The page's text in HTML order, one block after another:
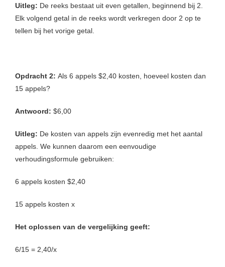
Uitleg: De reeks bestaat uit even getallen, beginnend bij 2.
Elk volgend getal in de reeks wordt verkregen door 2 op te
tellen bij het vorige getal.
Opdracht 2: Als 6 appels $2,40 kosten, hoeveel kosten dan
15 appels?
Antwoord: $6,00
Uitleg: De kosten van appels zijn evenredig met het aantal
appels. We kunnen daarom een eenvoudige
verhoudingsformule gebruiken:
6 appels kosten $2,40
15 appels kosten x
Het oplossen van de vergelijking geeft:
6/15 = 2,40/x